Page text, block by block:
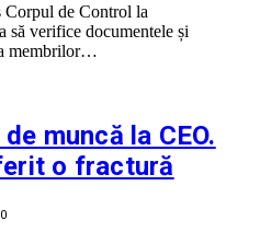
de Control la
să verifice documentele și
membrilor…
muncă la CEO.
o fractură